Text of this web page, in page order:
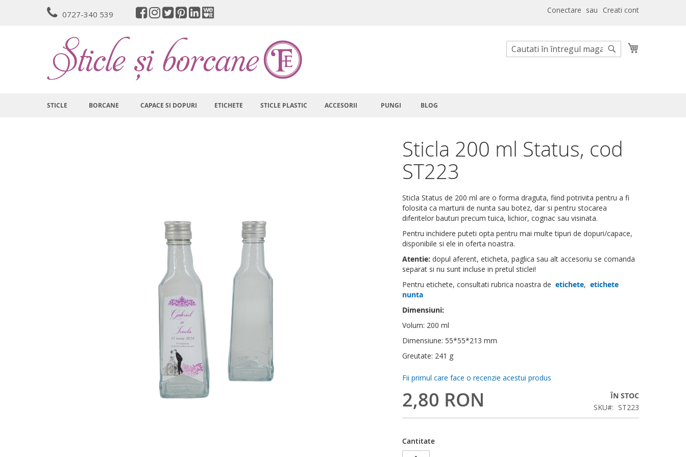
Mergeti
la
Conectare Creati cont
0727-340 539
Cautare
STICLE BORCANE CAPACE SI DOPURI ETICHETE STICLE PLASTIC ACCESORII PUNGI BLOG
Sticla 200 ml Status, cod
ST223
Sticla Status de 200 ml are o forma draguta, fiind potrivita pentru a fi
folosita ca marturii de nunta sau botez, dar si pentru stocarea
diferitelor bauturi precum tuica, lichior, cognac sau visinata.
Pentru inchidere puteti opta pentru mai multe tipuri de dopuri/capace,
disponibile si ele in oferta noastra.
Atentie: dopul aferent, eticheta, paglica sau alt accesoriu se comanda
separat si nu sunt incluse in pretul sticlei!
Pentru etichete, consultati rubrica noastra de etichete, etichete
nunta
Dimensiuni:
Volum: 200 ml
Dimensiune: 55*55*213 mm
Greutate: 241 g
Fii primul care face o recenzie acestui produs
2,80 RON
ÎN STOC
SKU
ST223
Cantitate